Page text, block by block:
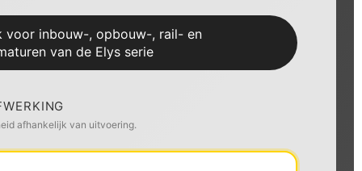
voor inbouw-, opbouw-, rail- en
van de Elys serie
afhankelijk van uitvoering.